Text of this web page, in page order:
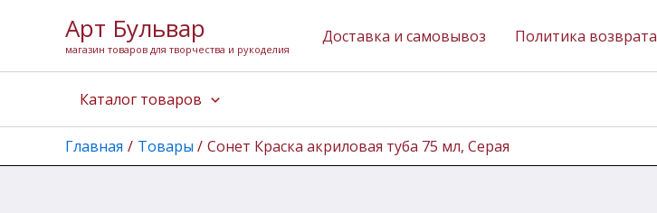
содержимому
Арт Бульвар
магазин товаров для творчества и рукоделия
Доставка и самовывоз Политика возврата
Каталог товаров
Главная Товары Сонет Краска акриловая туба 75 мл, Серая
товара
Сонет
туба
Серая